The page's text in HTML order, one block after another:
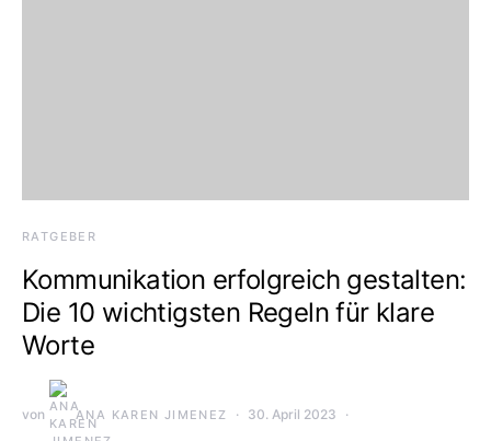
RATGEBER
Kommunikation erfolgreich gestalten:
Die 10 wichtigsten Regeln für klare
Worte
von ANA KAREN JIMENEZ 30. April 2023